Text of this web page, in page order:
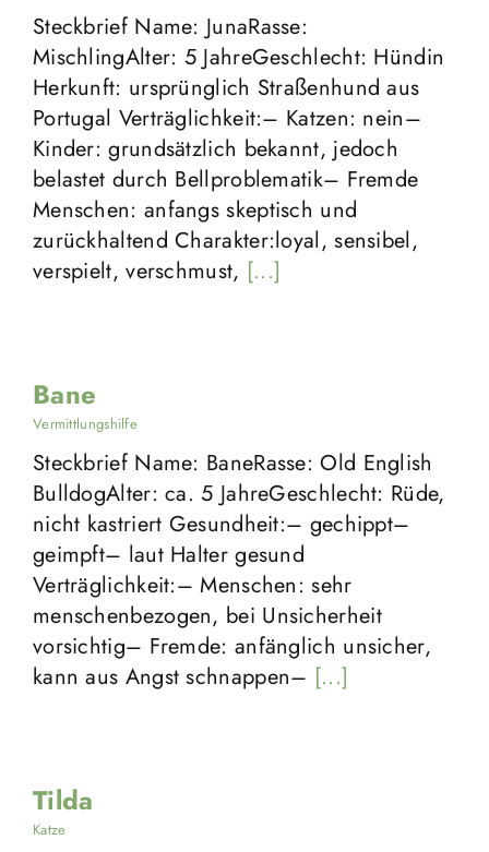
Steckbrief Name: JunaRasse:
MischlingAlter: 5 JahreGeschlecht: Hündin
Herkunft: ursprünglich Straßenhund aus
Portugal Verträglichkeit:– Katzen: nein–
Kinder: grundsätzlich bekannt, jedoch
belastet durch Bellproblematik– Fremde
Menschen: anfangs skeptisch und
zurückhaltend Charakter:loyal, sensibel,
verspielt, verschmust, [...]
Bane
Vermittlungshilfe
Steckbrief Name: BaneRasse: Old English
BulldogAlter: ca. 5 JahreGeschlecht: Rüde,
nicht kastriert Gesundheit:– gechippt–
geimpft– laut Halter gesund
Verträglichkeit:– Menschen: sehr
menschenbezogen, bei Unsicherheit
vorsichtig– Fremde: anfänglich unsicher,
kann aus Angst schnappen– [...]
Tilda
Katze